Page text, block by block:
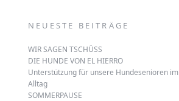
NEUESTE BEITRÄGE
WIR SAGEN TSCHÜSS
DIE HUNDE VON EL HIERRO
Unterstützung für unsere Hundesenioren im
Alltag
SOMMERPAUSE